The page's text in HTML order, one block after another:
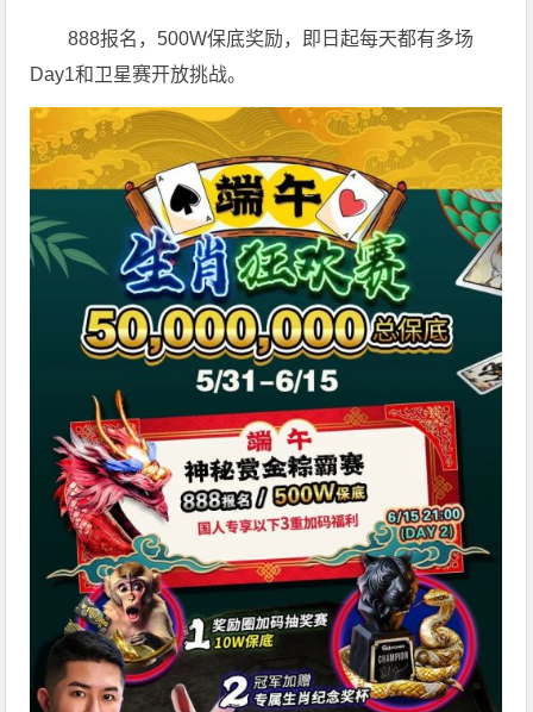
888报名，500W保底奖励，即日起每天都有多场
Day1和卫星赛开放挑战。